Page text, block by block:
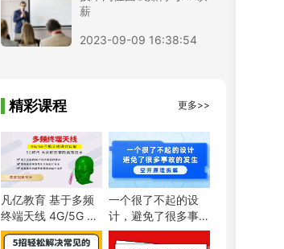
薪
2023-09-09 16:38:54
精彩课程 更多>>
凡亿教育 基于多频
终端天线 4G/5G 手
机天线设计硬件实战
一个很了不起的设
计，避免了很多事故
的发生，空开原理拆